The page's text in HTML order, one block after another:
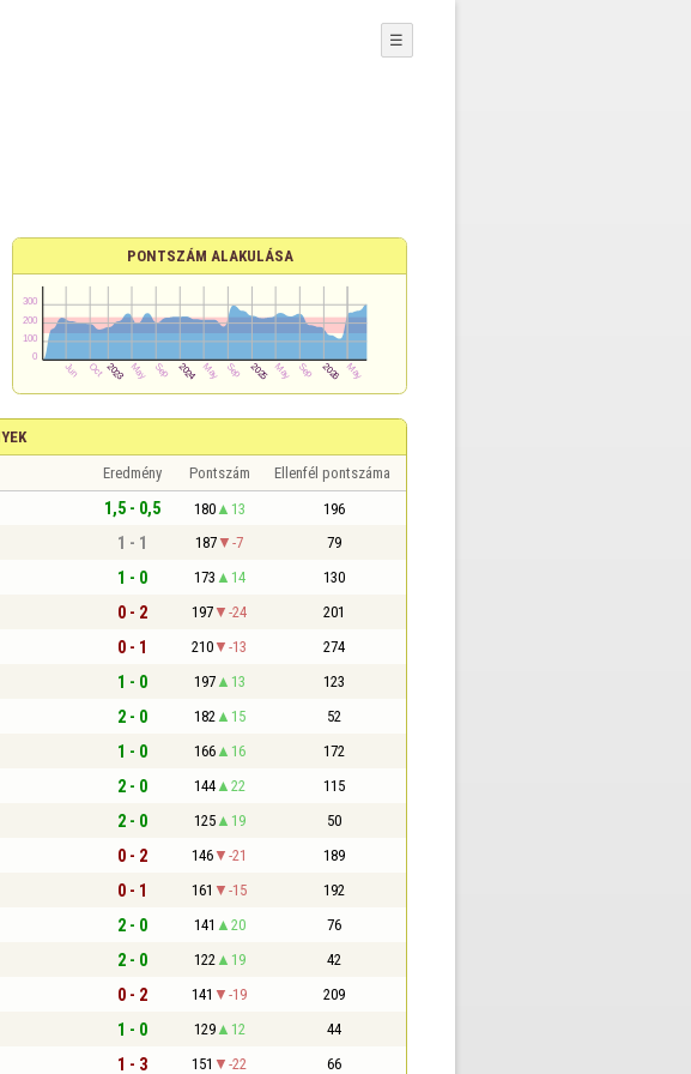
☰
PONTSZÁM ALAKULÁSA
Eredmény Pontszám Ellenfél pontszáma
1,5 - 0,5 180 13 196
1 - 1 187 -7 79
1 - 0 173 14 130
0 - 2 197 -24 201
0 - 1 210 -13 274
1 - 0 197 13 123
2 - 0 182 15 52
1 - 0 166 16 172
2 - 0 144 22 115
2 - 0 125 19 50
0 - 2 146 -21 189
0 - 1 161 -15 192
2 - 0 141 20 76
2 - 0 122 19 42
0 - 2 141 -19 209
1 - 0 129 12 44
1 - 3 151 -22 66